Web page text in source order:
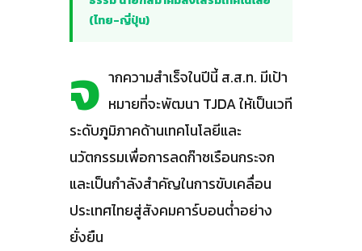
(ไทย-ญี่ปุ่น)
จ ากความสำเร็จในปีนี้ ส.ส.ท. มีเป้า
หมายที่จะพัฒนา TJDA ให้เป็นเวที
ระดับภูมิภาคด้านเทคโนโลยีและ
นวัตกรรมเพื่อการลดก๊าซเรือนกระจก
และเป็นกำลังสำคัญในการขับเคลื่อน
ประเทศไทยสู่สังคมคาร์บอนต่ำอย่าง
ยั่งยืน